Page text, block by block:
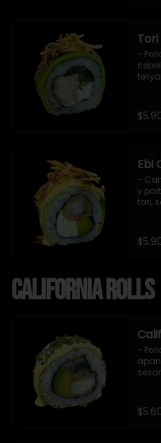
-
Ebi
-
y
tari,
California Rolls
-